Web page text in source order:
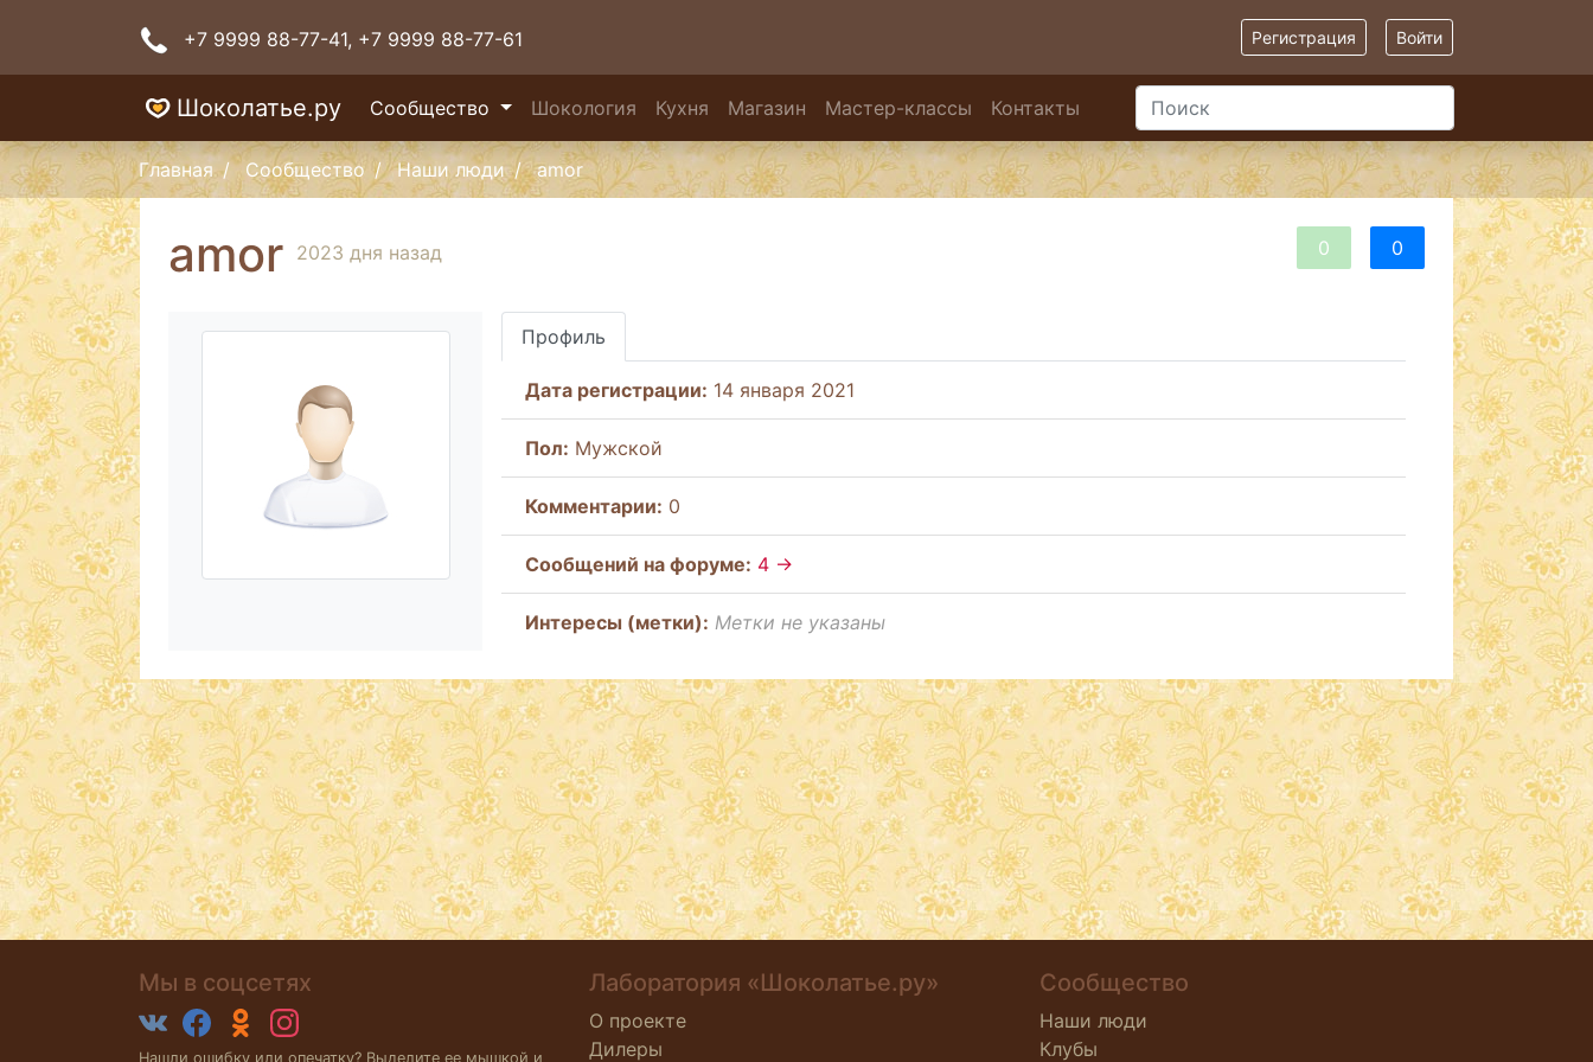
+7 9999 88-77-41, +7 9999 88-77-61 Регистрация Войти
Шоколатье.ру Сообщество Шокология Кухня Магазин Мастер-классы Контакты
Главная Сообщество Наши люди amor
0 0
amor 2023 дня назад
Профиль
Дата регистрации: 14 января 2021
Пол: Мужской
Комментарии: 0
Cообщений на форуме: 4 →
Интересы (метки): Метки не указаны
Мы в соцсетях
Нашли ошибку или опечатку? Выделите ее мышкой и
Лаборатория «Шоколатье.ру»
О проекте
Дилеры
Сообщество
Наши люди
Клубы